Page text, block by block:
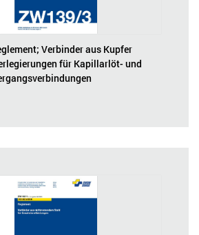
Verbinder aus Kupfer
für Kapillarlöt- und